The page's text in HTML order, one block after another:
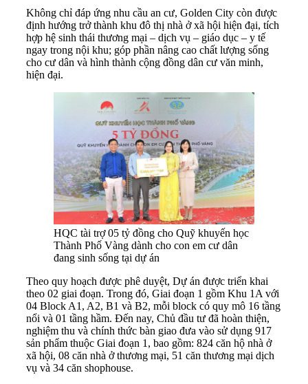
Không chỉ đáp ứng nhu cầu an cư, Golden City còn được
định hướng trở thành khu đô thị nhà ở xã hội hiện đại, tích
hợp hệ sinh thái thương mại – dịch vụ – giáo dục – y tế
ngay trong nội khu; góp phần nâng cao chất lượng sống
cho cư dân và hình thành cộng đồng dân cư văn minh,
hiện đại.
HQC tài trợ 05 tỷ đồng cho Quỹ khuyến học
Thành Phố Vàng dành cho con em cư dân
đang sinh sống tại dự án
Theo quy hoạch được phê duyệt, Dự án được triển khai
theo 02 giai đoạn. Trong đó, Giai đoạn 1 gồm Khu 1A với
04 Block A1, A2, B1 và B2, mỗi block có quy mô 16 tầng
nổi và 01 tầng hầm. Đến nay, Chủ đầu tư đã hoàn thiện,
nghiệm thu và chính thức bàn giao đưa vào sử dụng 917
sản phẩm thuộc Giai đoạn 1, bao gồm: 824 căn hộ nhà ở
xã hội, 08 căn nhà ở thương mại, 51 căn thương mại dịch
vụ và 34 căn shophouse.